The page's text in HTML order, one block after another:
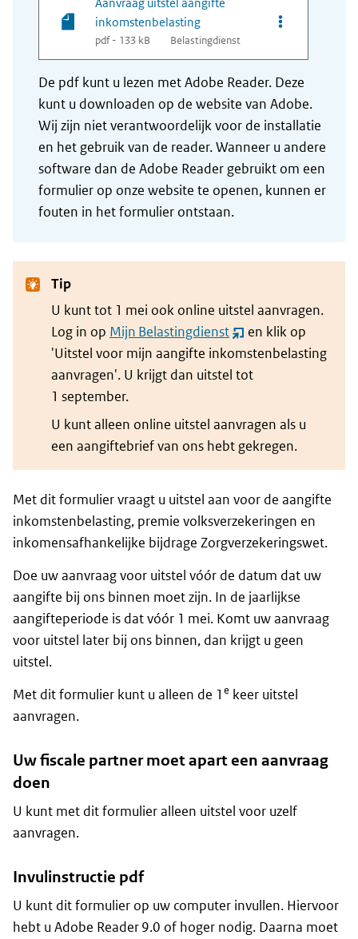
inkomstenbelasting
pdf - 133 kB Belastingdienst
Opties van
De pdf kunt u lezen met Adobe Reader. Deze
kunt u downloaden op de website van Adobe.
Wij zijn niet verantwoordelijk voor de installatie
en het gebruik van de reader. Wanneer u andere
software dan de Adobe Reader gebruikt om een
formulier op onze website te openen, kunnen er
fouten in het formulier ontstaan.
Tip
U kunt tot 1 mei ook online uitstel aanvragen.
Log in op Mijn Belastingdienst(opent
nieuw
venster)
en klik op
'Uitstel voor mijn aangifte inkomstenbelasting
aanvragen'. U krijgt dan uitstel tot
1 september.
U kunt alleen online uitstel aanvragen als u
een aangiftebrief van ons hebt gekregen.
Met dit formulier vraagt u uitstel aan voor de aangifte
inkomstenbelasting, premie volksverzekeringen en
inkomensafhankelijke bijdrage Zorgverzekeringswet.
Doe uw aanvraag voor uitstel vóór de datum dat uw
aangifte bij ons binnen moet zijn. In de jaarlijkse
aangifteperiode is dat vóór 1 mei. Komt uw aanvraag
voor uitstel later bij ons binnen, dan krijgt u geen
uitstel.
Met dit formulier kunt u alleen de 1 e keer uitstel
aanvragen.
Uw fiscale partner moet apart een aanvraag
doen
U kunt met dit formulier alleen uitstel voor uzelf
aanvragen.
Invulinstructie pdf
U kunt dit formulier op uw computer invullen. Hiervoor
hebt u Adobe Reader 9.0 of hoger nodig. Daarna moet